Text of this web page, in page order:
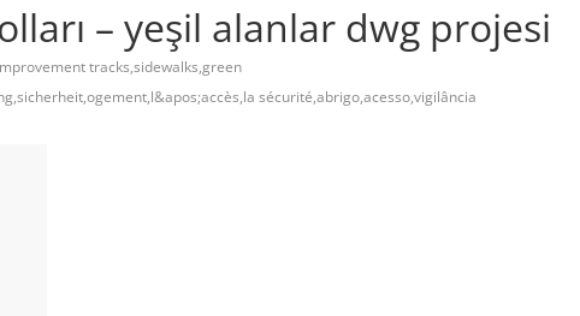
– yeşil alanlar dwg projesi
tracks,sidewalks,green
sécurité,abrigo,acesso,vigilância